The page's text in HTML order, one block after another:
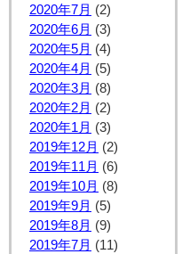
2020年7月 (2)
2020年6月 (3)
2020年5月 (4)
2020年4月 (5)
2020年3月 (8)
2020年2月 (2)
2020年1月 (3)
2019年12月 (2)
2019年11月 (6)
2019年10月 (8)
2019年9月 (5)
2019年8月 (9)
2019年7月 (11)